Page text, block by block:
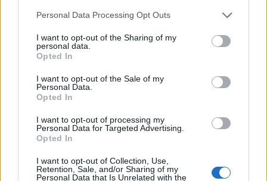
Please note that this website/app uses one or more Google
not limited to your visit or usage behaviour. You may click to
grant or deny consent to Google and its third-party tags to
use your data for below specified purposes in below Google
consent section.
Personal Data Processing Opt Outs
I want to opt-out of the Sharing of my
personal data.
Opted In
I want to opt-out of the Sale of my
Personal Data.
Opted In
I want to opt-out of processing my
Personal Data for Targeted Advertising.
Opted In
I want to opt-out of Collection, Use,
Retention, Sale, and/or Sharing of my
Personal Data that Is Unrelated with the
És nagy tudatosság kell ahhoz, hogy miközben
minden figyelmi kapacitásunkat leköti a tartalom,
figyeljünk arra is, hogy mindez milyen értéseket vált
ki belőlünk. De ha ezt megtanuljuk gyakorolni,
beépíteni, akkor sokkal könnyebben boldogulunk.
Olvasd el az interjú folytatását a májusi Tedd!& Ne
Tedd! mellékletben!
Smink: Tégely Laura